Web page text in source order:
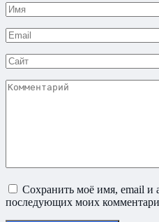
Имя
*
Email
*
Сайт
Комментарий
Сохранить моё имя, email и
последующих моих